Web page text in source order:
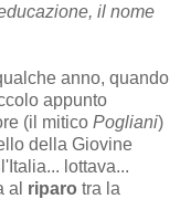
il nome
anno, quando
appunto
(il mitico Pogliani)
della Giovine
lottava...
al riparo tra la